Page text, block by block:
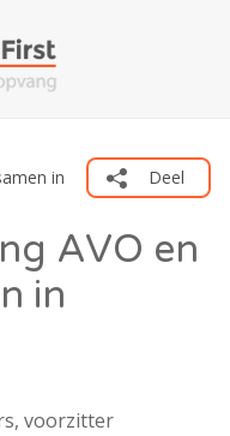
in
Deel
AVO en
in
voorzitter